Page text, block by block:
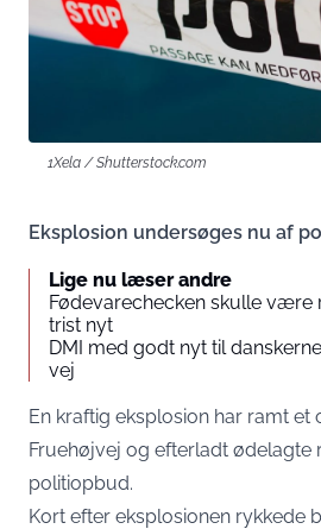
1Xela / Shutterstock.com
Eksplosion undersøges nu af
Lige nu læser andre
Fødevarechecken skulle være
trist nyt
DMI med godt nyt til
vej
En kraftig eksplosion har ramt et
Fruehøjvej og efterladt ødelagte
politiopbud.
Kort efter eksplosionen rykkede